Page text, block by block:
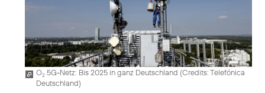
O2 5G-Netz: Bis 2025 in ganz Deutschland (Credits: Telefónica
Deutschland)